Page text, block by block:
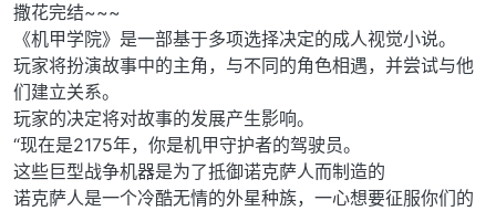
撒花完结~~~
《机甲学院》是一部基于多项选择决定的成人视觉小说。
玩家将扮演故事中的主角，与不同的角色相遇，并尝试与他
们建立关系。
玩家的决定将对故事的发展产生影响。
“现在是2175年，你是机甲守护者的驾驶员。
这些巨型战争机器是为了抵御诺克萨人而制造的
诺克萨人是一个冷酷无情的外星种族，一心想要征服你们的